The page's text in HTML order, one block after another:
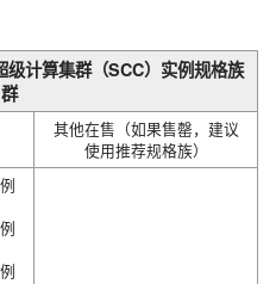
计算集群（SCC）实例规格族
群
其他在售（如果售罄，建议
使用推荐规格族）